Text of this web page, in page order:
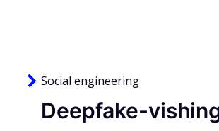
Social engineering
Deepfake-